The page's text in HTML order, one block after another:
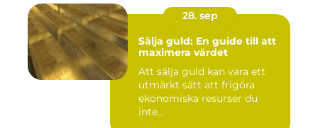
28. sep
Sälja guld: En guide till att
maximera värdet
Att sälja guld kan vara ett
utmärkt sätt att frigöra
ekonomiska resurser du
inte...